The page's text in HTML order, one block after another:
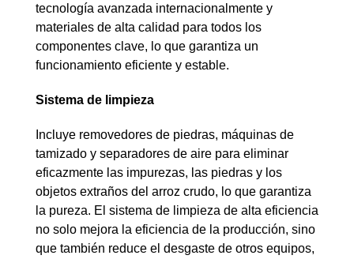
tecnología avanzada internacionalmente y
materiales de alta calidad para todos los
componentes clave, lo que garantiza un
funcionamiento eficiente y estable.
Sistema de limpieza
Incluye removedores de piedras, máquinas de
tamizado y separadores de aire para eliminar
eficazmente las impurezas, las piedras y los
objetos extraños del arroz crudo, lo que garantiza
la pureza. El sistema de limpieza de alta eficiencia
no solo mejora la eficiencia de la producción, sino
que también reduce el desgaste de otros equipos,